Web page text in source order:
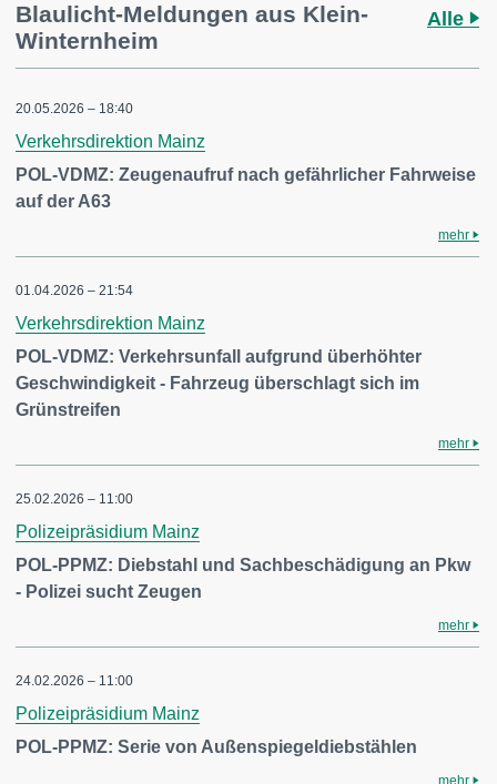
Blaulicht-Meldungen aus Klein-
Winternheim
Alle
20.05.2026 – 18:40
Verkehrsdirektion Mainz
POL-VDMZ: Zeugenaufruf nach gefährlicher Fahrweise
auf der A63
mehr
01.04.2026 – 21:54
Verkehrsdirektion Mainz
POL-VDMZ: Verkehrsunfall aufgrund überhöhter
Geschwindigkeit - Fahrzeug überschlagt sich im
Grünstreifen
mehr
25.02.2026 – 11:00
Polizeipräsidium Mainz
POL-PPMZ: Diebstahl und Sachbeschädigung an Pkw
- Polizei sucht Zeugen
mehr
24.02.2026 – 11:00
Polizeipräsidium Mainz
POL-PPMZ: Serie von Außenspiegeldiebstählen
mehr